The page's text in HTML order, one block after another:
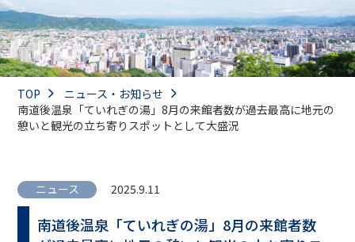
TOP
ニュース・お知らせ
南道後温泉「ていれぎの湯」8月の来館者数が過去最高に地元の
憩いと観光の立ち寄りスポットとして大盛況
ニュース 2025.9.11
南道後温泉「ていれぎの湯」8月の来館者数